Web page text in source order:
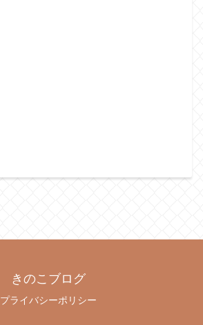
きのこブログ
プライバシーポリシー